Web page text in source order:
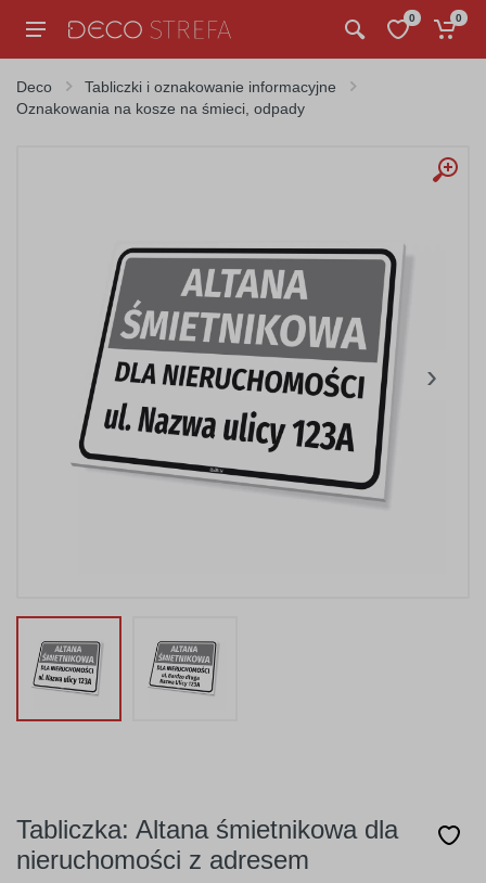
0 0
Deco
Tabliczki i oznakowanie informacyjne
Oznakowania na kosze na śmieci, odpady
›
Tabliczka: Altana śmietnikowa dla
nieruchomości z adresem